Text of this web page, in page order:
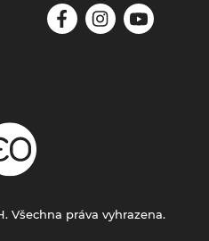
Všechna práva vyhrazena.